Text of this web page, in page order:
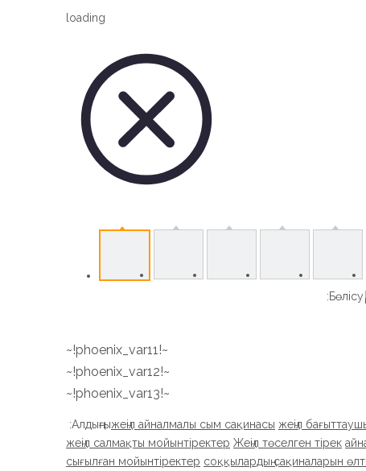
loading
Бөлісу:
~!phoenix_var11!~
~!phoenix_var12!~
~!phoenix_var13!~
Алдыңғы:жеңіл айналмалы сым сақинасы жеңіл
жеңіл салмақты мойынтіректер Жеңіл төселген тірек
сығылған мойынтіректер соққылардың сақиналарын